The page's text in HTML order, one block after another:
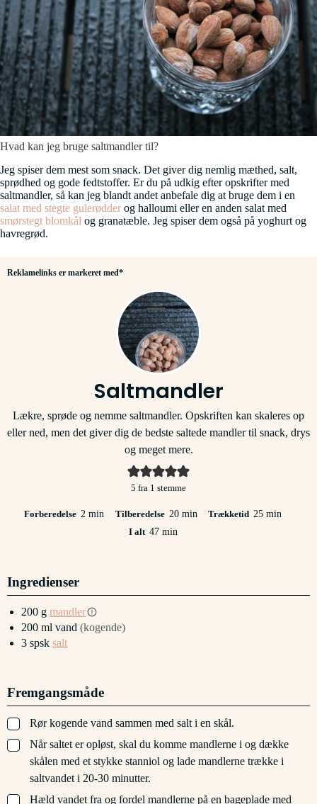
Hvad kan jeg bruge saltmandler til?
Jeg spiser dem mest som snack. Det giver dig nemlig mæthed, salt,
sprødhed og gode fedtstoffer. Er du på udkig efter opskrifter med
saltmandler, så kan jeg blandt andet anbefale dig at bruge dem i en
salat med stegte gulerødder og halloumi eller en anden salat med
smørstegt blomkål og granatæble. Jeg spiser dem også på yoghurt og
havregrød.
Reklamelinks er markeret med*
Saltmandler
Lækre, sprøde og nemme saltmandler. Opskriften kan skaleres op
eller ned, men det giver dig de bedste saltede mandler til snack, drys
og meget mere.
5 fra 1 stemme
Forberedelse 2 minutter
min Tilberedelse 20minutter
min Trækketid 25minutter
min
I alt 47minutter
min
Ingredienser
200 g mandler
200 ml vand (kogende)
3 spsk salt
Fremgangsmåde
▢
Rør kogende vand sammen med salt i en skål.
▢
Når saltet er opløst, skal du komme mandlerne i og dække
skålen med et stykke stanniol og lade mandlerne trække i
saltvandet i 20-30 minutter.
▢
Hæld vandet fra og fordel mandlerne på en bageplade med